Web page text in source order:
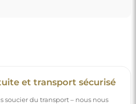
et transport sécurisé
soucier du transport – nous nous